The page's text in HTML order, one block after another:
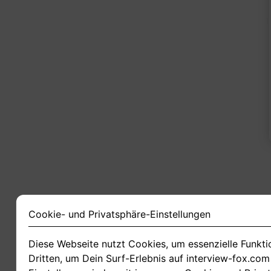
Cookie- und Privatsphäre-Einstellungen
Diese Webseite nutzt Cookies, um essenzielle
Dritten, um Dein Surf-Erlebnis auf interview-